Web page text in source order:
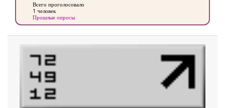
Всего проголосовало
1 человек
Прошлые опросы